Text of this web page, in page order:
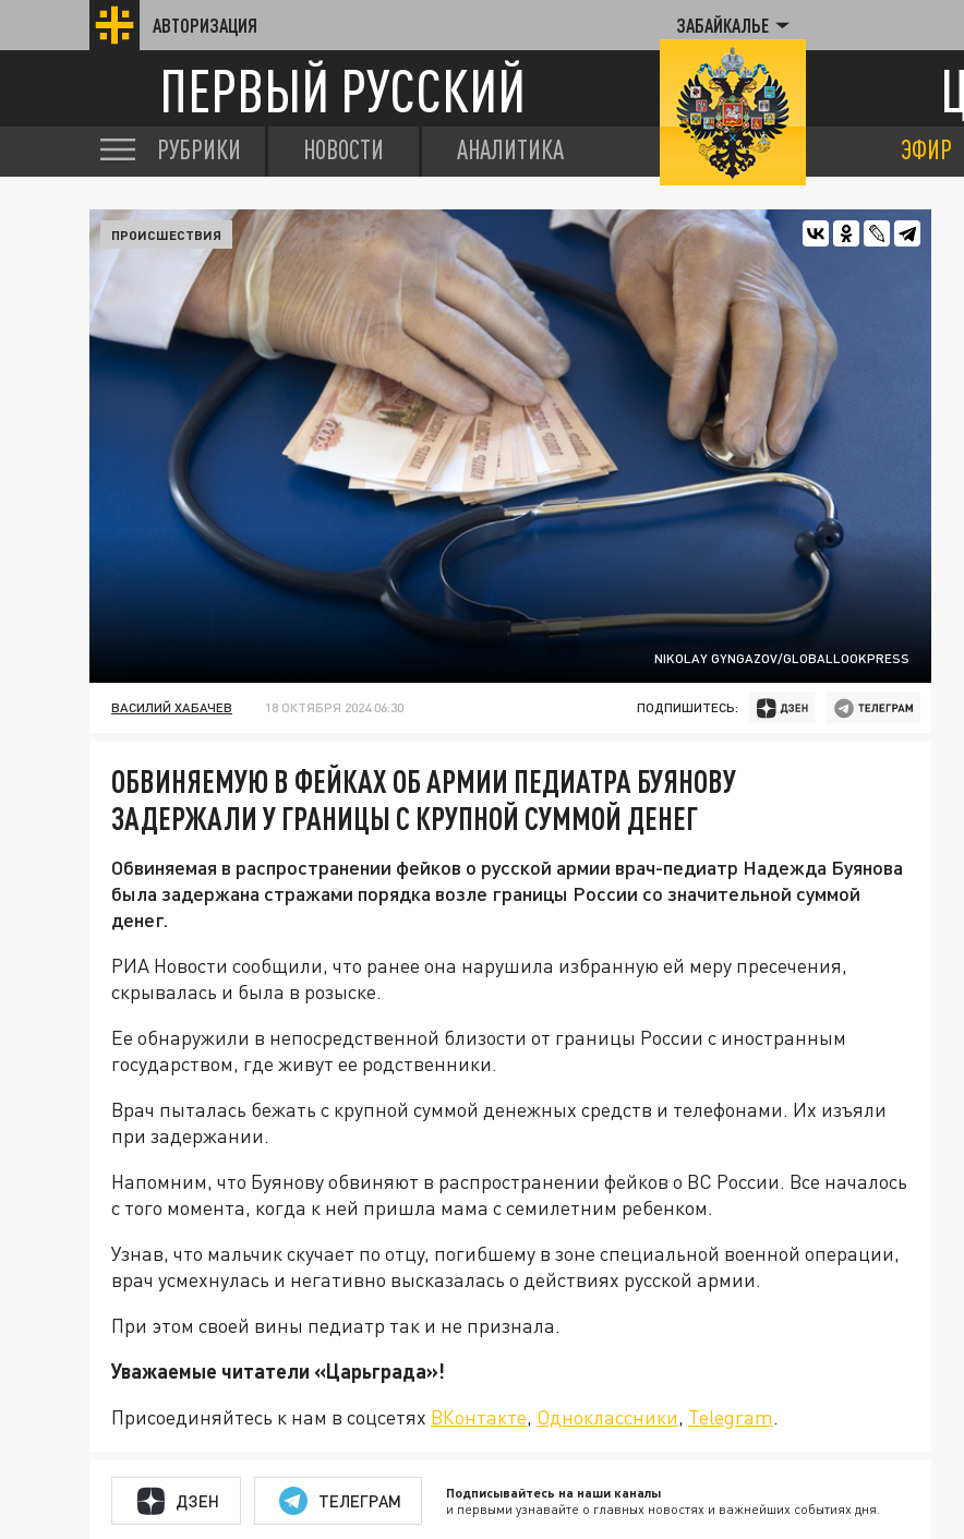
АВТОРИЗАЦИЯ ЗАБАЙКАЛЬЕ
ПЕРВЫЙ РУССКИЙ
РУБРИКИ НОВОСТИ АНАЛИТИКА ЭФИР
NIKOLAY GYNGAZOV/GLOBALLOOKPRESS
ПРОИСШЕСТВИЯ
ВАСИЛИЙ ХАБАЧЕВ 18 ОКТЯБРЯ 2024 06:30 ПОДПИШИТЕСЬ:
ОБВИНЯЕМУЮ В ФЕЙКАХ ОБ АРМИИ ПЕДИАТРА БУЯНОВУ
ЗАДЕРЖАЛИ У ГРАНИЦЫ С КРУПНОЙ СУММОЙ ДЕНЕГ
Обвиняемая в распространении фейков о русской армии врач-педиатр Надежда Буянова
была задержана стражами порядка возле границы России со значительной суммой
денег.
РИА Новости сообщили, что ранее она нарушила избранную ей меру пресечения,
скрывалась и была в розыске.
Ее обнаружили в непосредственной близости от границы России с иностранным
государством, где живут ее родственники.
Врач пыталась бежать с крупной суммой денежных средств и телефонами. Их изъяли
при задержании.
Напомним, что Буянову обвиняют в распространении фейков о ВС России. Все началось
с того момента, когда к ней пришла мама с семилетним ребенком.
Узнав, что мальчик скучает по отцу, погибшему в зоне специальной военной операции,
врач усмехнулась и негативно высказалась о действиях русской армии.
При этом своей вины педиатр так и не признала.
Уважаемые читатели «Царьграда»!
Присоединяйтесь к нам в соцсетях ВКонтакте, Одноклассники, Telegram.
ДЗЕН ТЕЛЕГРАМ Подписывайтесь на наши каналы
и первыми узнавайте о главных новостях и важнейших событиях дня.